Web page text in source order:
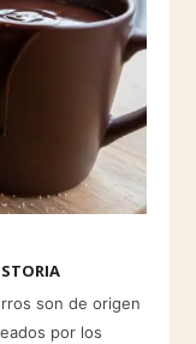
son de origen
por los